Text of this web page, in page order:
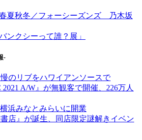
春夏秋冬／フォーシーズンズ 乃木坂
ンクシーって誰？展」
-
のリブをハワイアンソースで
2021 A/W』が無観客で開催、226万人
横浜みなとみらいに開業
店』が誕生、同店限定謎解きイベン